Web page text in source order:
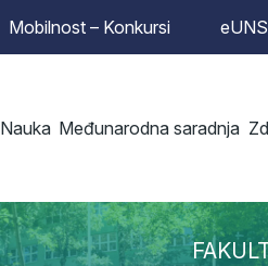
Mobilnost – Konkursi
Nauka Međunarodna saradnja